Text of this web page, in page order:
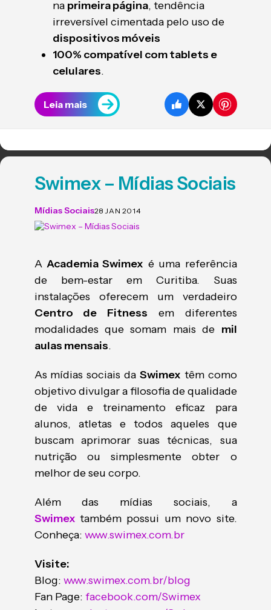
na primeira página, tendência
irreversível cimentada pelo uso de
dispositivos móveis
100% compatível com tablets e
celulares.
Leia mais
Swimex – Mídias Sociais
Mídias Sociais28 JAN 2014
A Academia Swimex é uma referência
de bem-estar em Curitiba. Suas
instalações oferecem um verdadeiro
Centro de Fitness em diferentes
modalidades que somam mais de mil
aulas mensais.
As mídias sociais da Swimex têm como
objetivo divulgar a filosofia de qualidade
de vida e treinamento eficaz para
alunos, atletas e todos aqueles que
buscam aprimorar suas técnicas, sua
nutrição ou simplesmente obter o
melhor de seu corpo.
Além das mídias sociais, a
Swimex também possui um novo site.
Conheça: www.swimex.com.br
Visite:
Blog: www.swimex.com.br/blog
Fan Page: facebook.com/Swimex